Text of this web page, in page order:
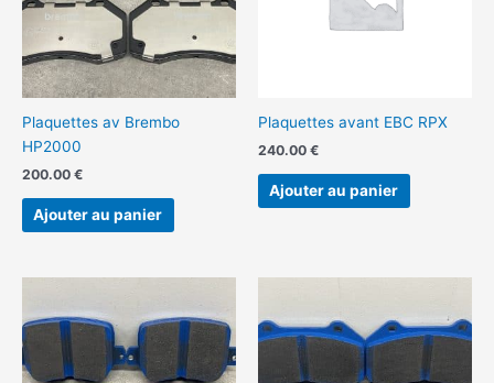
Plaquettes av Brembo
HP2000
200.00 €
Ajouter au panier
Plaquettes avant EBC RPX
240.00 €
Ajouter au panier